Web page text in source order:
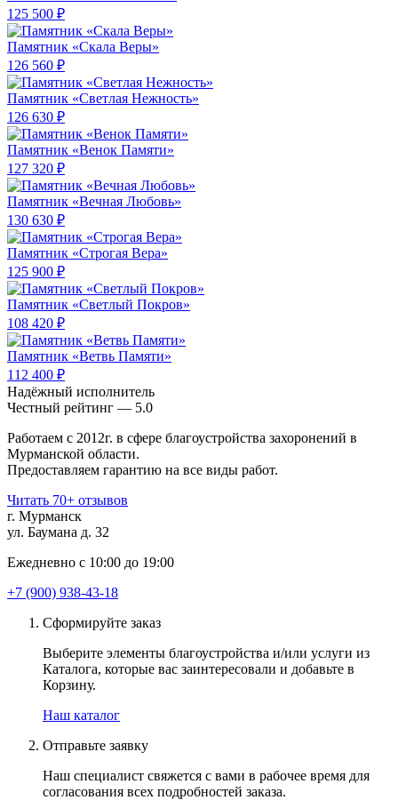
125 500 ₽
Памятник «Скала Веры»
126 560 ₽
Памятник «Светлая Нежность»
126 630 ₽
Памятник «Венок Памяти»
127 320 ₽
Памятник «Вечная Любовь»
130 630 ₽
Памятник «Строгая Вера»
125 900 ₽
Памятник «Светлый Покров»
108 420 ₽
Памятник «Ветвь Памяти»
112 400 ₽
Надёжный исполнитель
Чеcтный рейтинг — 5.0
Работаем с 2012г. в сфере благоустройства захоронений в
Мурманской области.
Предоставляем гарантию на все виды работ.
Читать 70+ отзывов
г. Мурманск
ул. Баумана д. 32
Ежедневно с 10:00 до 19:00
+7 (900) 938-43-18
Сформируйте заказ
Выберите элементы благоустройства и/или услуги из
Каталога, которые вас заинтересовали и добавьте в
Корзину.
Наш каталог
Отправьте заявку
Наш специалист свяжется с вами в рабочее время для
согласования всех подробностей заказа.